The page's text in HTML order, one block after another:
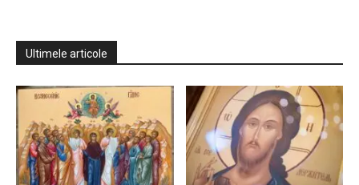
Ultimele articole